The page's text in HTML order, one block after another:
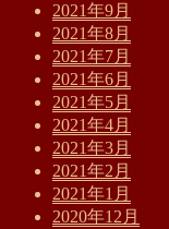
2021年9月
2021年8月
2021年7月
2021年6月
2021年5月
2021年4月
2021年3月
2021年2月
2021年1月
2020年12月